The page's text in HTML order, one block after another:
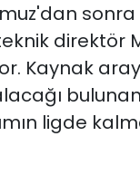
direktör
Kaynak
ligde